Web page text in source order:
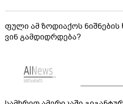
ფული ამ ზოდიაქოს
ვინ გამდიდრდება?